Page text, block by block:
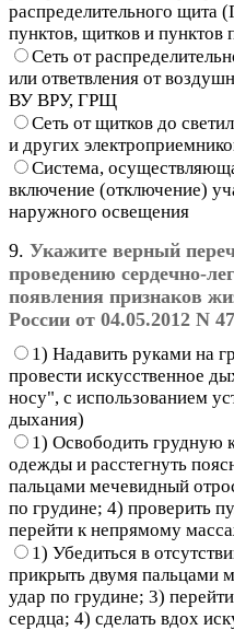
распределительного щита
пунктов, щитков и
Сеть от
или ответвления от
ВУ ВРУ, ГРЩ
Сеть от щитков до
и других
Система,
включение (отключение)
наружного освещения
9. Укажите верный
проведению сердечно-
появления признаков
России от 04.05.2012 N
1) Надавить руками на
провести искусственное
носу", с использованием
дыхания)
1) Освободить грудную
одежды и расстегнуть
пальцами мечевидный
по грудине; 4) проверить
перейти к непрямому
1) Убедиться в
прикрыть двумя пальцами
удар по грудине; 3)
сердца; 4) сделать вдох